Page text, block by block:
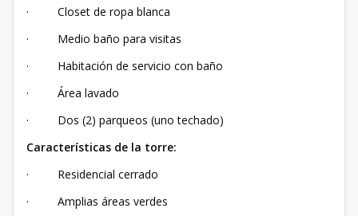
· Closet de ropa blanca
· Medio baño para visitas
· Habitación de servicio con baño
· Área lavado
· Dos (2) parqueos (uno techado)
Características de la torre:
· Residencial cerrado
· Amplias áreas verdes